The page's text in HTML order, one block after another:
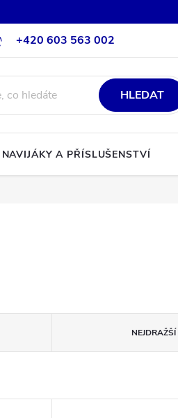
+420 603 563 002
HLEDAT
NAVIJÁKY A PŘÍSLUŠENSTVÍ
NEJDRAŽŠÍ